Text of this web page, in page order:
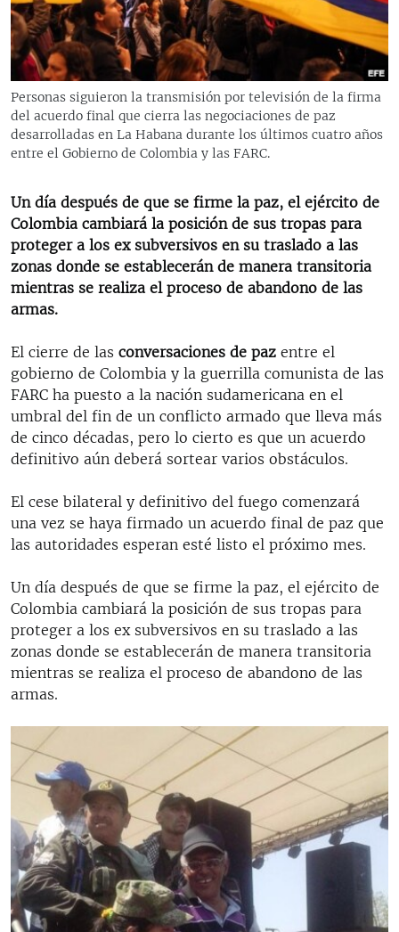
RADIO MARTÍ
ESPECIALES
ESPECIALES
LA REALIDAD DE LA VIVIENDA EN CUBA
SER VIEJO EN CUBA
LOS SANTOS DE HIALEAH
DESINFORMACIÓN RUSA EN AMÉRICA LATINA
LA INVASIÓN DE RUSIA A UCRANIA
MULTIMEDIA
EDITORIALES
SÍGUENOS
Personas siguieron la transmisión por televisión de la firma
del acuerdo final que cierra las negociaciones de paz
desarrolladas en La Habana durante los últimos cuatro años
entre el Gobierno de Colombia y las FARC.
Un día después de que se firme la paz, el ejército de
Colombia cambiará la posición de sus tropas para
proteger a los ex subversivos en su traslado a las
zonas donde se establecerán de manera transitoria
mientras se realiza el proceso de abandono de las
armas.
El cierre de las conversaciones de paz entre el
gobierno de Colombia y la guerrilla comunista de las
FARC ha puesto a la nación sudamericana en el
umbral del fin de un conflicto armado que lleva más
de cinco décadas, pero lo cierto es que un acuerdo
definitivo aún deberá sortear varios obstáculos.
El cese bilateral y definitivo del fuego comenzará
una vez se haya firmado un acuerdo final de paz que
las autoridades esperan esté listo el próximo mes.
Un día después de que se firme la paz, el ejército de
Colombia cambiará la posición de sus tropas para
proteger a los ex subversivos en su traslado a las
zonas donde se establecerán de manera transitoria
mientras se realiza el proceso de abandono de las
armas.